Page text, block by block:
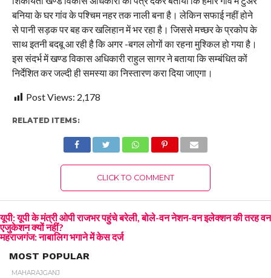
बनिया के घर गांव के पश्चिम नहर तक नाली बना है। लेकिन सफाई नहीं होने
से पानी सड़क पर बह कर खलिहान में भर रहा है। जिससे मच्छर के प्रकोप के
साथ इतनी बदबू आ रही है कि अगर -बगल लोगों का रहना मुश्किल हो गया है।
इस संदर्भ में खण्ड विकास अधिकारी राहुल सागर ने बताया कि सम्बंधित कों
निर्देशित कर जल्दी ही समस्या का निस्तारण करा दिया जाएगा।
Post Views: 2,178
RELATED ITEMS:
CLICK TO COMMENT
यूपी: यूपी के मंत्री ओपी राजभर पहुंचे बरेली, बोले-वन नेशन-वन इलेक्शन की तरह वन
एजुकेशन क्यों नहीं?
महराजगंज: नाबालिग भगाने में केस दर्ज
MOST POPULAR
MAHARAJGANJ